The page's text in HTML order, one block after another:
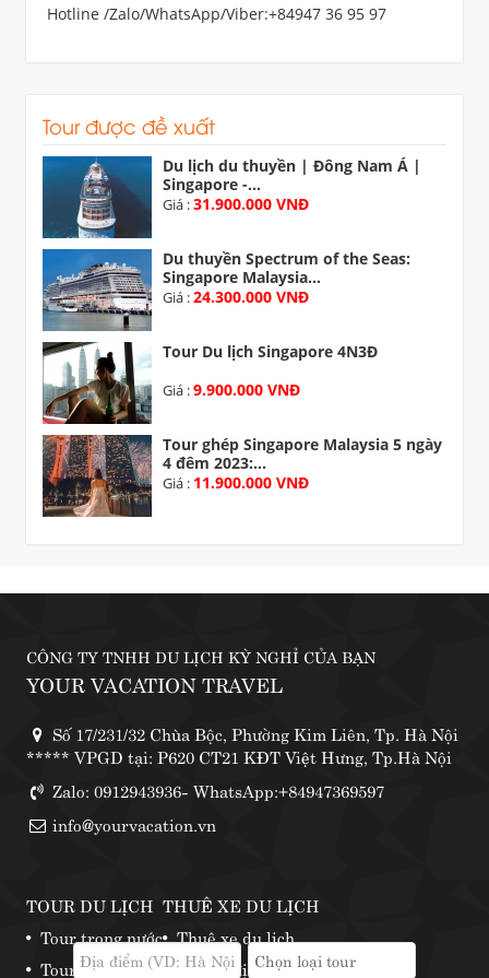
Hotline /Zalo/WhatsApp/Viber:+84947 36 95 97
Tour được đề xuất
Du lịch du thuyền | Đông Nam Á |
Singapore -...
Giá :31.900.000 VNĐ
Du thuyền Spectrum of the Seas:
Singapore Malaysia...
Giá :24.300.000 VNĐ
Tour Du lịch Singapore 4N3Đ
Giá :9.900.000 VNĐ
Tour ghép Singapore Malaysia 5 ngày
4 đêm 2023:...
Giá : 11.900.000 VNĐ
CÔNG TY TNHH DU LỊCH KỲ NGHỈ CỦA BẠN
YOUR VACATION TRAVEL
Số 17/231/32 Chùa Bộc, Phường Kim Liên, Tp. Hà Nội
***** VPGD tại: P620 CT21 KĐT Việt Hưng, Tp.Hà Nội
Zalo: 0912943936- WhatsApp:+84947369597
info@yourvacation.vn
TOUR DU LỊCH
Tour trong nước
Tour nước ngoài
THUÊ XE DU LỊCH
Thuê xe du lịch
Những địa điểm thuê xe phượt